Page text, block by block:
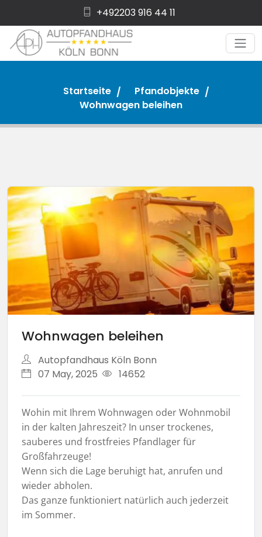
+492203 916 44 11
Startseite
Pfandobjekte
Wohnwagen beleihen
Wohnwagen beleihen
Autopfandhaus Köln Bonn
07 May, 2025
14652
Wohin mit Ihrem Wohnwagen oder Wohnmobil
in der kalten Jahreszeit? In unser trockenes,
sauberes und frostfreies Pfandlager für
Großfahrzeuge!
Wenn sich die Lage beruhigt hat, anrufen und
wieder abholen.
Das ganze funktioniert natürlich auch jederzeit
im Sommer.